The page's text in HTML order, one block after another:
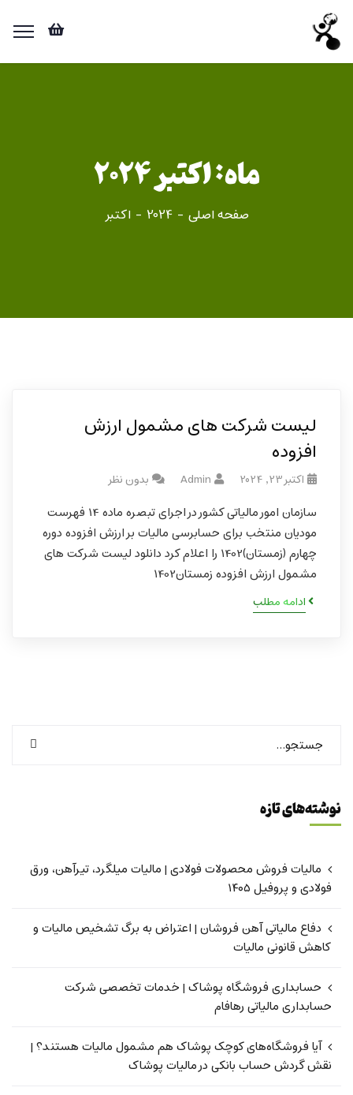
ماه:اکتبر 2024
صفحه اصلی 2024 اکتبر
لیست شرکت های مشمول ارزش
افزوده
اکتبر 23, 2024 Admin بدون نظر
سازمان امور مالیاتی کشور در اجرای تبصره ماده 14 فهرست
مودیان منتخب برای حسابرسی مالیات بر ارزش افزوده دوره
چهارم (زمستان)1402 را اعلام کرد دانلود لیست شرکت های
مشمول ارزش افزوده زمستان1402
ادامه مطلب
نوشته‌های تازه
مالیات فروش محصولات فولادی | مالیات میلگرد، تیرآهن، ورق
فولادی و پروفیل ۱۴۰۵
دفاع مالیاتی آهن فروشان | اعتراض به برگ تشخیص مالیات و
کاهش قانونی مالیات
حسابداری فروشگاه پوشاک | خدمات تخصصی شرکت
حسابداری مالیاتی رهافام
آیا فروشگاه‌های کوچک پوشاک هم مشمول مالیات هستند؟ |
نقش گردش حساب بانکی در مالیات پوشاک